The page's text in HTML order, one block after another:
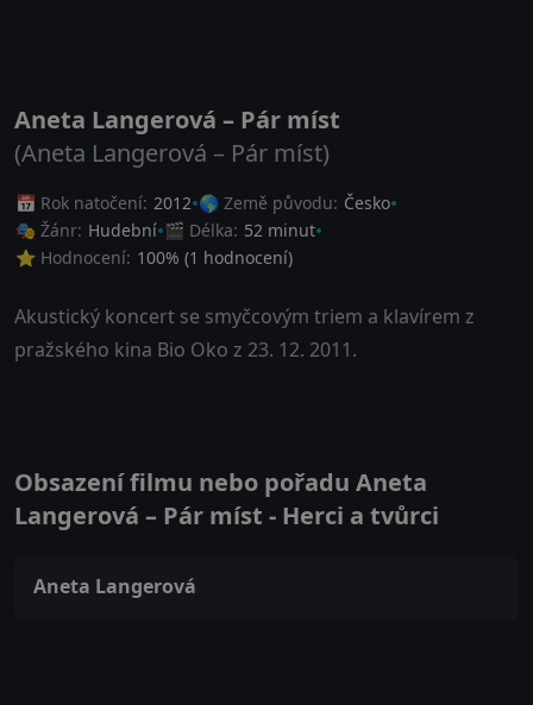
Aneta Langerová – Pár míst
(Aneta Langerová – Pár míst)
📅 Rok natočení: 2012 🌎 Země původu: Česko
🎭 Žánr: Hudební 🎬 Délka: 52 minut
⭐ Hodnocení: 100% (1 hodnocení)
Akustický koncert se smyčcovým triem a klavírem z
pražského kina Bio Oko z 23. 12. 2011.
Obsazení filmu nebo pořadu Aneta
Langerová – Pár míst - Herci a tvůrci
Aneta Langerová